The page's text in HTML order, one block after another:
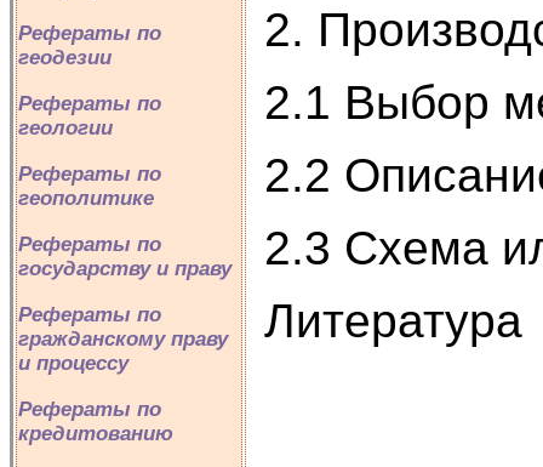
Рефераты по
геодезии
Рефераты по
геологии
Рефераты по
геополитике
Рефераты по
государству и праву
Рефераты по
гражданскому праву
и процессу
Рефераты по
кредитованию
2.
2.1 Выбор
2.2
2.3 Схема
Литература